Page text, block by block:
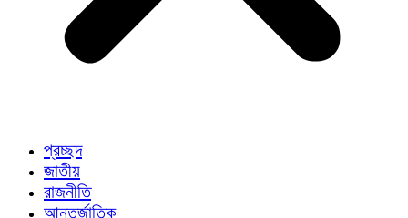
প্রচ্ছদ
জাতীয়
রাজনীতি
আন্তর্জাতিক